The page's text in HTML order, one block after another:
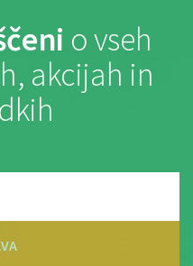
o vseh
akcijah in